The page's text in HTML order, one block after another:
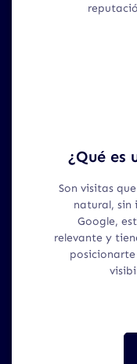
¿Qué es
Son visitas
natural, sin
Google,
relevante y